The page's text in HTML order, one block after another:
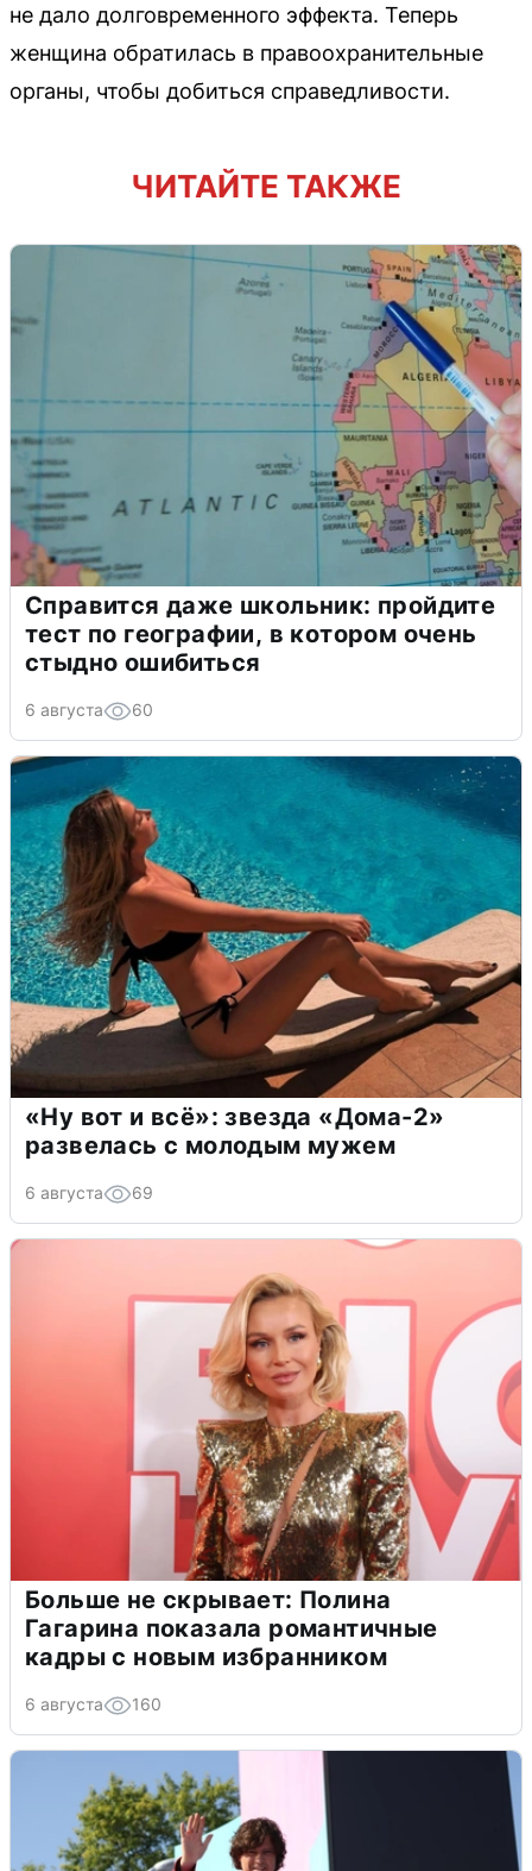
не дало долговременного эффекта. Теперь
женщина обратилась в правоохранительные
органы, чтобы добиться справедливости.
ЧИТАЙТЕ ТАКЖЕ
Справится даже школьник: пройдите
тест по географии, в котором очень
стыдно ошибиться
6 августа 60
«Ну вот и всё»: звезда «Дома-2»
развелась с молодым мужем
6 августа 69
Больше не скрывает: Полина
Гагарина показала романтичные
кадры с новым избранником
6 августа 160